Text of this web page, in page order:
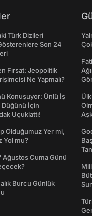
Türk Dizileri
Son 24
Fırsat: Jeopolitik
Ne Yapmalı?
Konuşuyor: Ünlü İş
Düğünü İçin
Uçuklattı!
Olduğumuz Yer mi,
Yol mu?
Ağustos Cuma Günü
Burcu Günlük